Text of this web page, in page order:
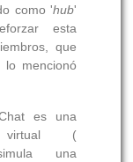
como 'hub'
esta
que
lo mencionó
es una
virtual (
una